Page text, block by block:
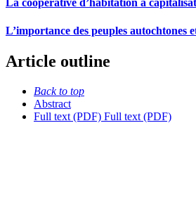
La coopérative d’habitation à
L’importance des peuples autochtones
Article outline
Back to top
Abstract
Full text (PDF) Full text (PDF)